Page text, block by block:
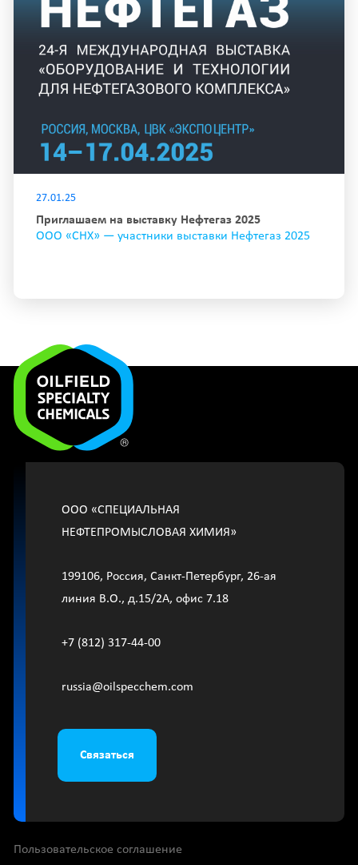
27.01.25
Приглашаем на выставку Нефтегаз 2025
ООО «СНХ» — участники выставки Нефтегаз 2025
Пользовательское соглашение
OOО «СПЕЦИАЛЬНАЯ
НЕФТЕПРОМЫСЛОВАЯ ХИМИЯ»
199106, Россия, Санкт-Петербург, 26-ая
линия В.О., д.15/2A, офис 7.18
+7 (812) 317-44-00
russia@oilspecchem.com
Связаться